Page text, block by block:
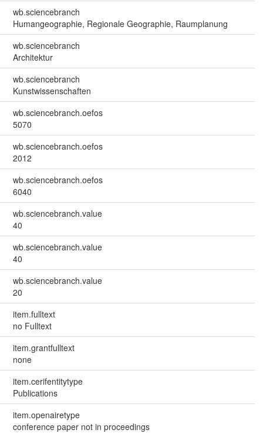
wb.sciencebranch
Humangeographie, Regionale Geographie, Raumplanung
wb.sciencebranch
Architektur
wb.sciencebranch
Kunstwissenschaften
wb.sciencebranch.oefos
5070
wb.sciencebranch.oefos
2012
wb.sciencebranch.oefos
6040
wb.sciencebranch.value
40
wb.sciencebranch.value
40
wb.sciencebranch.value
20
item.fulltext
no Fulltext
item.grantfulltext
none
item.cerifentitytype
Publications
item.openairetype
conference paper not in proceedings